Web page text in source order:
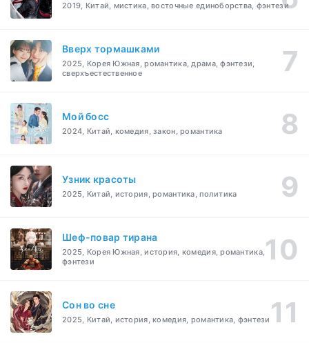
2019, Китай, мистика, восточные единоборства, фэнтези
Вверх тормашками
2025, Корея Южная, романтика, драма, фэнтези,
сверхъестественное
Мой босс
2024, Китай, комедия, закон, романтика
Узник красоты
2025, Китай, история, романтика, политика
Шеф-повар тирана
2025, Корея Южная, история, комедия, романтика,
фэнтези
Cон во сне
2025, Китай, история, комедия, романтика, фэнтези